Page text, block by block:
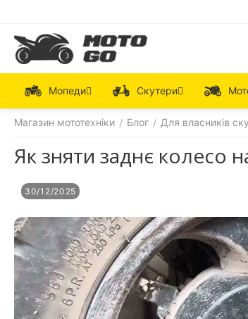
Мопеди Скутери
Магазин мототехніки / Блог / Для власників
Як зняти заднє колесо
30/12/2025